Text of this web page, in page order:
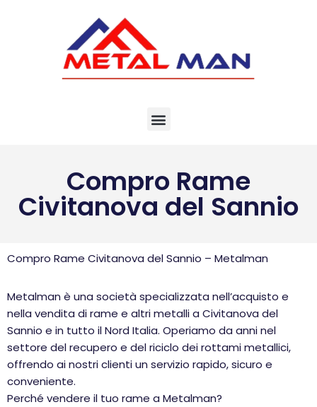
Compro Rame
Civitanova del Sannio
Compro Rame Civitanova del Sannio – Metalman
Metalman è una società specializzata nell’acquisto e
nella vendita di rame e altri metalli a Civitanova del
Sannio e in tutto il Nord Italia. Operiamo da anni nel
settore del recupero e del riciclo dei rottami metallici,
offrendo ai nostri clienti un servizio rapido, sicuro e
conveniente.
Perché vendere il tuo rame a Metalman?